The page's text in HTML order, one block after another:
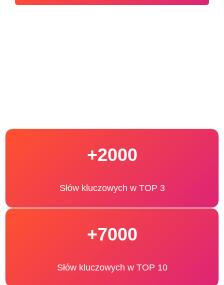
+2000
Słów kluczowych w TOP 3
+7000
Słów kluczowych w TOP 10